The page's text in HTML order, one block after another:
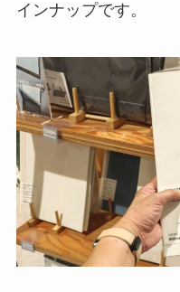
インナップです。